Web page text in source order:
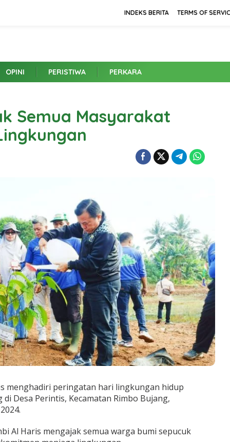
INDEKS BERITA TERMS OF
OPINI PERISTIWA PERKARA
Semua Masyarakat
menghadiri peringatan hari lingkungan hidup
Desa Perintis, Kecamatan Rimbo Bujang,
Al Haris mengajak semua warga bumi sepucuk